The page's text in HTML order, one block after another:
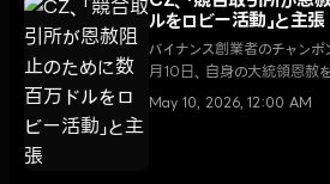
ルをロビー活動」と主張
バイナンス創業者のチャン
月10日、自身の大統領恩赦
規模な資金を動員したと主
May 10, 2026, 12:00 AM